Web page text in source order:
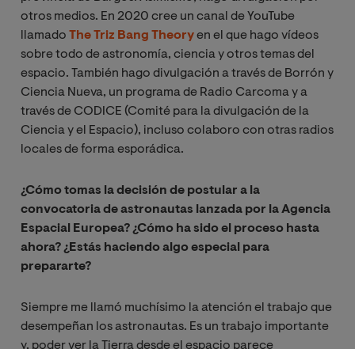
otros medios. En 2020 cree un canal de YouTube
llamado The Triz Bang Theoryen el que hago vídeos
sobre todo de astronomía, ciencia y otros temas del
espacio. También hago divulgación a través de Borrón y
Ciencia Nueva, un programa de Radio Carcoma y a
través de CODICE (Comité para la divulgación de la
Ciencia y el Espacio), incluso colaboro con otras radios
locales de forma esporádica.
¿Cómo tomas la decisión de postular a la
convocatoria de astronautas lanzada por la Agencia
Espacial Europea? ¿Cómo ha sido el proceso hasta
ahora? ¿Estás haciendo algo especial para
prepararte?
Siempre me llamó muchísimo la atención el trabajo que
desempeñan los astronautas. Es un trabajo importante
y, poder ver la Tierra desde el espacio parece